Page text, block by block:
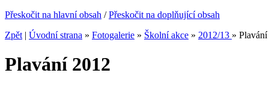
Přeskočit na hlavní obsah /Přeskočit na doplňující obsah
Zpět | Úvodní strana » Fotogalerie » Školní akce » 2012/13 »
Plavání 2012